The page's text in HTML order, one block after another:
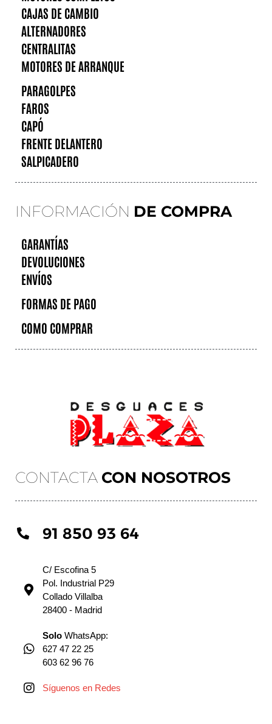
CONTACTA CON NOSOTROS
91 850 93 64
C/ Escofina 5
Pol. Industrial P29
Collado Villalba
28400 - Madrid
Solo WhatsApp:
627 47 22 25
603 62 96 76
Síguenos en Redes
CAJAS DE CAMBIO
ALTERNADORES
CENTRALITAS
MOTORES DE ARRANQUE
PARAGOLPES
FAROS
CAPÓ
FRENTE DELANTERO
SALPICADERO
INFORMACIÓN DE COMPRA
GARANTÍAS
DEVOLUCIONES
ENVÍOS
FORMAS DE PAGO
COMO COMPRAR